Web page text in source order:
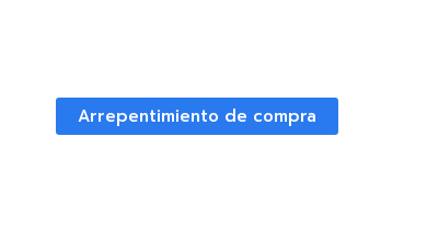
Arrepentimiento de compra